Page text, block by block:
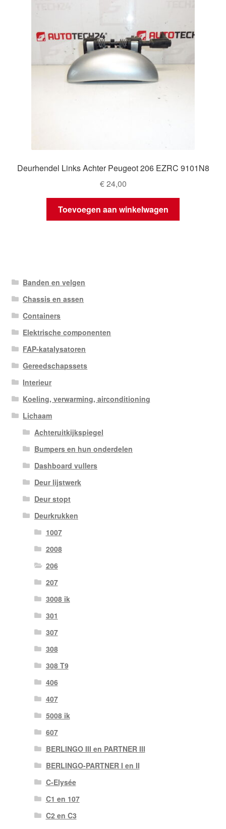
Deurhendel Links Achter Peugeot 206 EZRC 9101N8
€24,00
Toevoegen aan winkelwagen
Banden en velgen
Chassis en assen
Containers
Elektrische componenten
FAP-katalysatoren
Gereedschapssets
Interieur
Koeling, verwarming, airconditioning
Lichaam
Achteruitkijkspiegel
Bumpers en hun onderdelen
Dashboard vullers
Deur lijstwerk
Deur stopt
Deurkrukken
1007
2008
206
207
3008 ik
301
307
308
308 T9
406
407
5008 ik
607
BERLINGO III en PARTNER III
BERLINGO-PARTNER I en II
C-Elysée
C1 en 107
C2 en C3